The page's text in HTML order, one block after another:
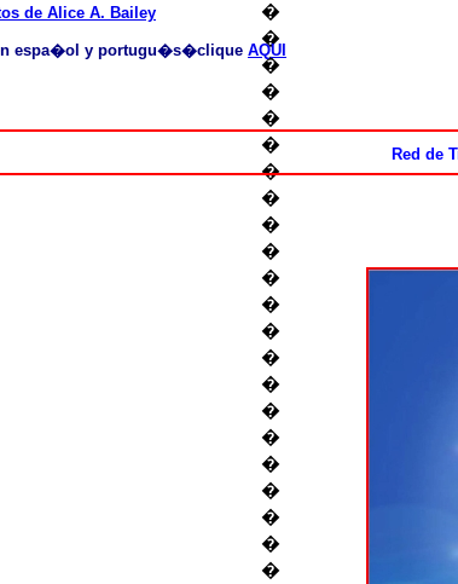
de Alice A. Bailey
espa�ol y portugu�s�clique AQUI
Red de
�
�
�
�
�
�
�
�
�
�
�
�
�
�
�
�
�
�
�
�
�
�